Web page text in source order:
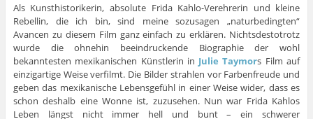
Als Kunsthistorikerin, absolute Frida Kahlo-Verehrerin und kleine
Rebellin, die ich bin, sind meine sozusagen „naturbedingten“
Avancen zu diesem Film ganz einfach zu erklären. Nichtsdestotrotz
wurde die ohnehin beeindruckende Biographie der wohl
bekanntesten mexikanischen Künstlerin in Julie Taymors Film auf
einzigartige Weise verfilmt. Die Bilder strahlen vor Farbenfreude und
geben das mexikanische Lebensgefühl in einer Weise wider, dass es
schon deshalb eine Wonne ist, zuzusehen. Nun war Frida Kahlos
Leben längst nicht immer hell und bunt – ein schwerer